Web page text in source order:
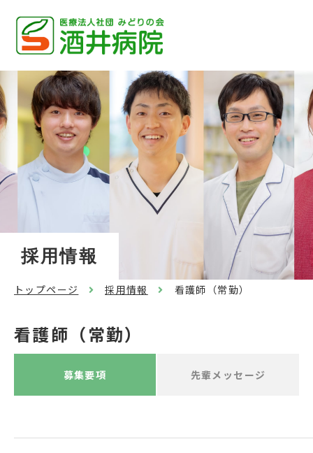
採用情報
トップページ 採用情報 看護師（常勤）
看護師（常勤）
募集要項 先輩メッセージ